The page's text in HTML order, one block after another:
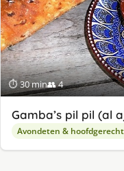
⏱ 30 min👥 4
Gamba’s pil pil (al
Avondeten &